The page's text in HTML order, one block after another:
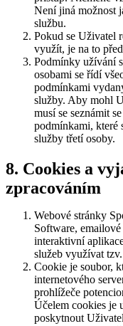
Není jiná možnost
službu.
Pokud se Uživatel
využít, je na to
Podmínky užívání
osobami se řídí
podmínkami
služby. Aby mohl
musí se seznámit
podmínkami, které
služby třetí osoby.
8. Cookies a
zpracováním
Webové stránky
Software,
interaktivní
služeb využívat
Cookie je soubor,
internetového
prohlížeče
Účelem cookies je
poskytnout